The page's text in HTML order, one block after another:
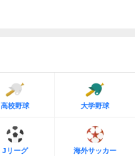
高校野球 大学野球
Jリーグ 海外サッカー